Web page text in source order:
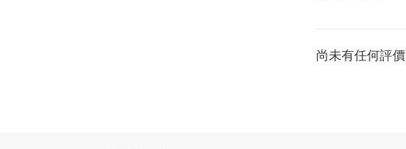
尚未有任何評價